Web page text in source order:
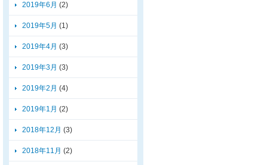
2019年6月 (2)
2019年5月 (1)
2019年4月 (3)
2019年3月 (3)
2019年2月 (4)
2019年1月 (2)
2018年12月 (3)
2018年11月 (2)